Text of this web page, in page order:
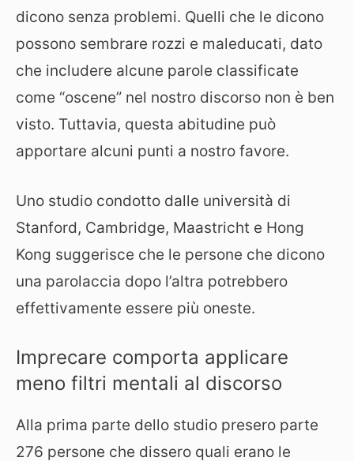
dicono senza problemi. Quelli che le dicono
possono sembrare rozzi e maleducati, dato
che includere alcune parole classificate
come “oscene” nel nostro discorso non è ben
visto. Tuttavia, questa abitudine può
apportare alcuni punti a nostro favore.
Uno studio condotto dalle università di
Stanford, Cambridge, Maastricht e Hong
Kong suggerisce che le persone che dicono
una parolaccia dopo l’altra potrebbero
effettivamente essere più oneste.
Imprecare comporta applicare
meno filtri mentali al discorso
Alla prima parte dello studio presero parte
276 persone che dissero quali erano le